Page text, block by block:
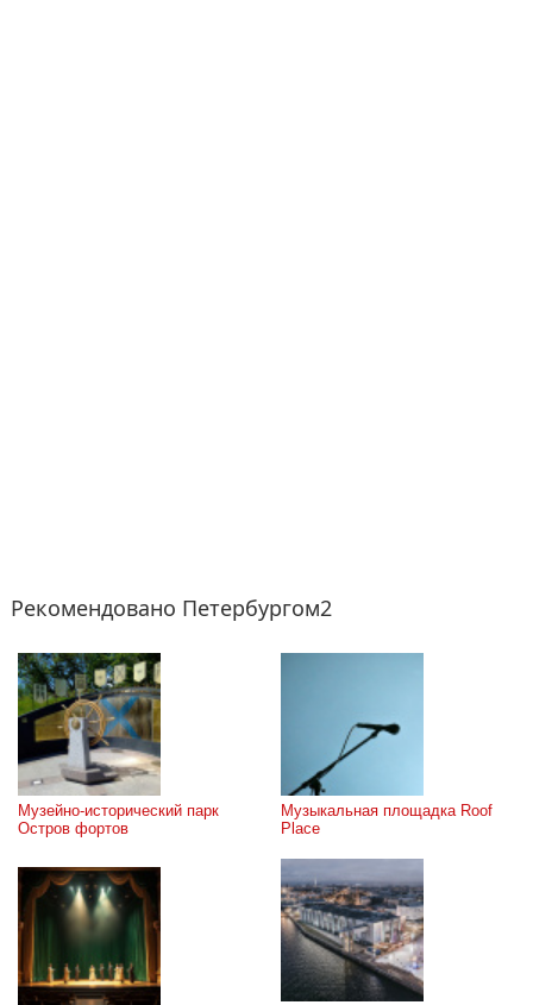
Рекомендовано Петербургом2
Музейно-исторический парк
Остров фортов
Музыкальная площадка Roof
Place